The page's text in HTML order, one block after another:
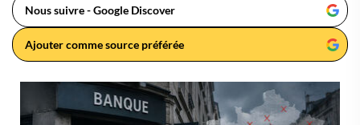
Nous suivre - Google Discover
Ajouter comme source préférée